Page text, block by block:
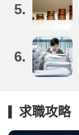
5.
6.
求職攻略